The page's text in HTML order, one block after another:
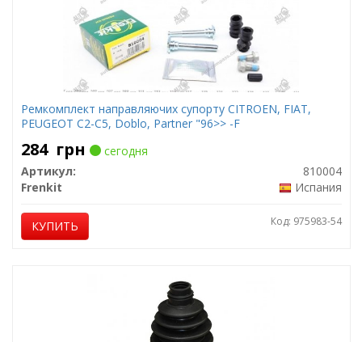
Ремкомплект направляючих супорту CITROEN, FIAT,
PEUGEOT C2-C5, Doblo, Partner "96>> -F
284 грн
сегодня
Артикул:
810004
Frenkit
Испания
КУПИТЬ Код: 975983-54